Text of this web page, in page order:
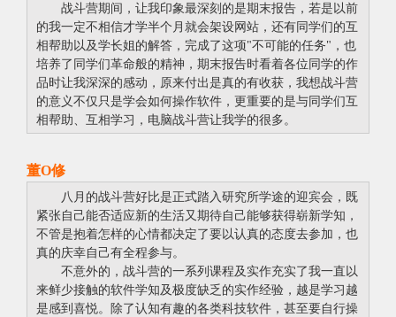
战斗营期间，让我印象最深刻的是期末报告，若是以前
的我一定不相信才学半个月就会架设网站，还有同学们的互
相帮助以及学长姐的解答，完成了这项"不可能的任务"，也
培养了同学们革命般的精神，期末报告时看着各位同学的作
品时让我深深的感动，原来付出是真的有收获，我想战斗营
的意义不仅只是学会如何操作软件，更重要的是与同学们互
相帮助、互相学习，电脑战斗营让我学的很多。
董O修
八月的战斗营好比是正式踏入研究所学途的迎宾会，既
紧张自己能否适应新的生活又期待自己能够获得崭新学知，
不管是抱着怎样的心情都决定了要以认真的态度去参加，也
真的庆幸自己有全程参与。
不意外的，战斗营的一系列课程及实作充实了我一直以
来鲜少接触的软件学知及极度缺乏的实作经验，越是学习越
是感到喜悦。除了认知有趣的各类科技软件，甚至要自行操